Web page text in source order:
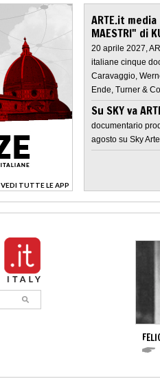
VEDI TUTTE LE APP
>
ARTE.it
MAESTRI" di
20 aprile 2027,
italiane cinque
Caravaggio,
Ende, Turner &
Su SKY va
documentario
agosto su Sky Arte